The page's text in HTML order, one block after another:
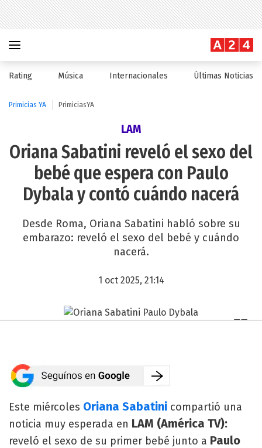
Rating Música Internacionales Últimas Noticias
Primicias YA PrimiciasYA
LAM
Oriana Sabatini reveló el sexo del
bebé que espera con Paulo
Dybala y contó cuándo nacerá
Desde Roma, Oriana Sabatini habló sobre su
embarazo: reveló el sexo del bebé y cuándo
nacerá.
1 oct 2025, 21:14
Este miércoles Oriana Sabatini compartió una
noticia muy esperada en LAM (América TV):
reveló el sexo de su primer bebé junto a Paulo